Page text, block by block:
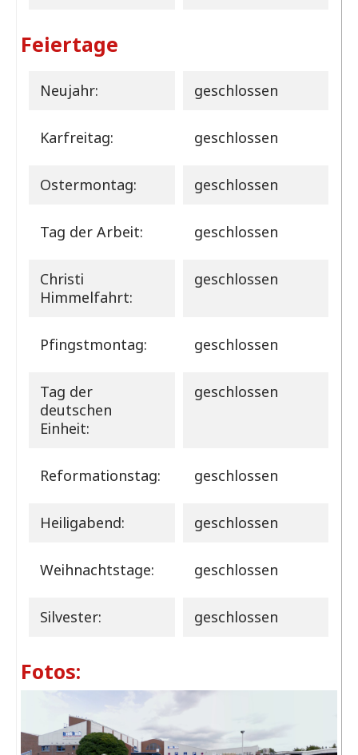
Feiertage
Neujahr: geschlossen
Karfreitag: geschlossen
Ostermontag: geschlossen
Tag der Arbeit: geschlossen
Christi
Himmelfahrt:
geschlossen
Pfingstmontag: geschlossen
Tag der
deutschen
Einheit:
geschlossen
Reformationstag: geschlossen
Heiligabend: geschlossen
Weihnachtstage: geschlossen
Silvester: geschlossen
Fotos: